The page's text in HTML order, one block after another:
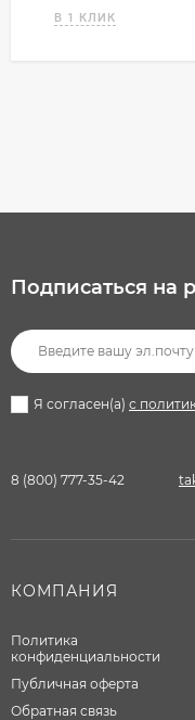
В 1 КЛИК
Подписаться на
Я согласен(a) с
8 (800) 777-35-42
КОМПАНИЯ
Политика
конфиденциальности
Публичная оферта
Обратная связь